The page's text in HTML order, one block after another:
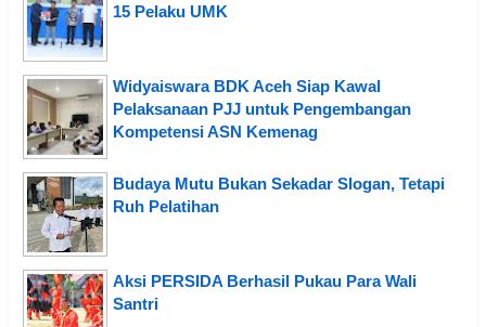
15 Pelaku UMK
Widyaiswara BDK Aceh Siap Kawal
Pelaksanaan PJJ untuk Pengembangan
Kompetensi ASN Kemenag
Budaya Mutu Bukan Sekadar Slogan, Tetapi
Ruh Pelatihan
Aksi PERSIDA Berhasil Pukau Para Wali
Santri